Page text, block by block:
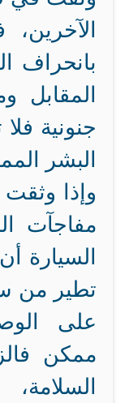
بانحراف
المقابل
جنونية
البشر
وإذا
مفاجآت
السيارة
تطير من
على
ممكن